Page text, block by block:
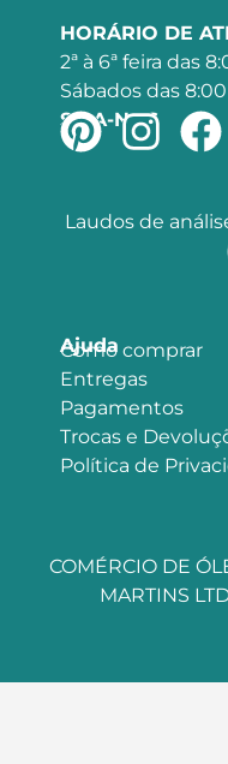
HORÁRIO DE
2ª à 6ª feira das
Sábados das 8:00
SIGA-NOS
Laudos de
Ajuda
Como comprar
Entregas
Pagamentos
Trocas e
Política de
COMÉRCIO DE
MARTINS